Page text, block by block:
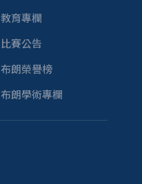
教育專欄
比賽公告
布朗榮譽榜
布朗學術專欄